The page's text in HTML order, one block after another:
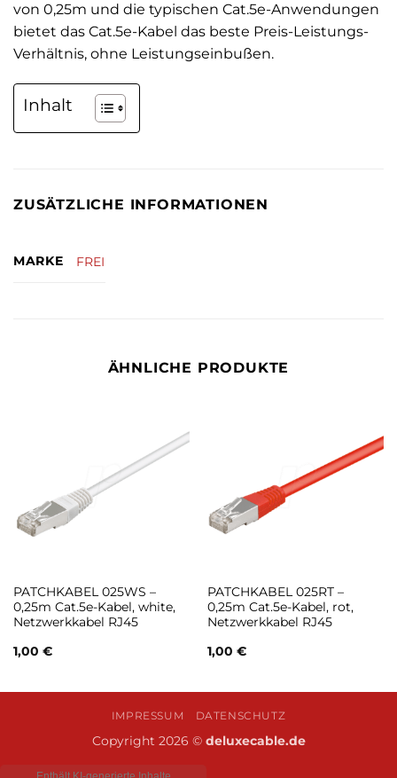
von 0,25m und die typischen Cat.5e-Anwendungen
bietet das Cat.5e-Kabel das beste Preis-Leistungs-
Verhältnis, ohne Leistungseinbußen.
Inhalt
ZUSÄTZLICHE INFORMATIONEN
MARKE FREI
ÄHNLICHE PRODUKTE
PATCHKABEL 025WS –
0,25m Cat.5e-Kabel, white,
Netzwerkkabel RJ45
1,00 €
PATCHKABEL 025RT –
0,25m Cat.5e-Kabel, rot,
Netzwerkkabel RJ45
1,00 €
IMPRESSUM DATENSCHUTZ
Copyright 2026 © deluxecable.de